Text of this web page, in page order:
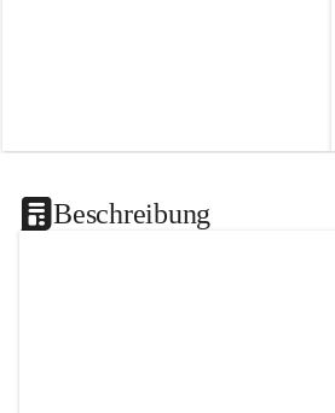
Beschreibung